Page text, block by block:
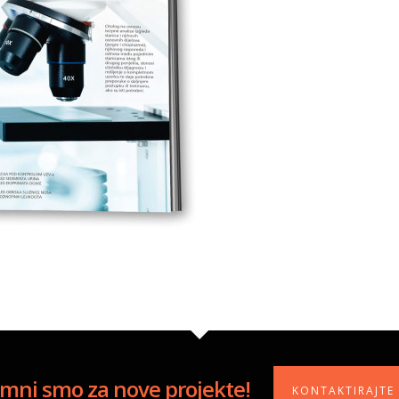
smo za nove projekte! KONTAKTIRAJTE